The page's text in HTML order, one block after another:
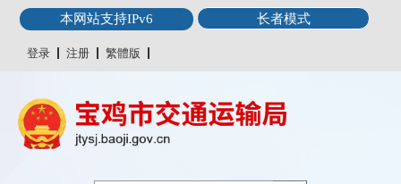
本网站支持IPv6 长者模式
登录 注册 繁體版